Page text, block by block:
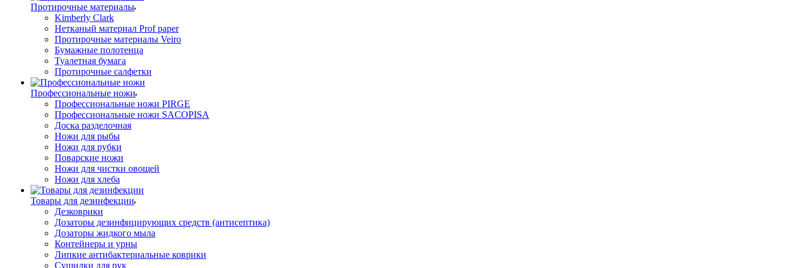
Протирочные материалы
Kimberly Clark
Нетканый материал Prof paper
Протирочные материалы Veiro
Бумажные полотенца
Туалетная бумага
Протирочные салфетки
Профессиональные ножи
Профессиональные ножи PIRGE
Профессиональные ножи SACOPISA
Доска разделочная
Ножи для рыбы
Ножи для рубки
Поварские ножи
Ножи для чистки овощей
Ножи для хлеба
Товары для дезинфекции
Дезковрики
Дозаторы дезинфицирующих средств (антисептика)
Дозаторы жидкого мыла
Контейнеры и урны
Липкие антибактериальные коврики
Сушилки для рук